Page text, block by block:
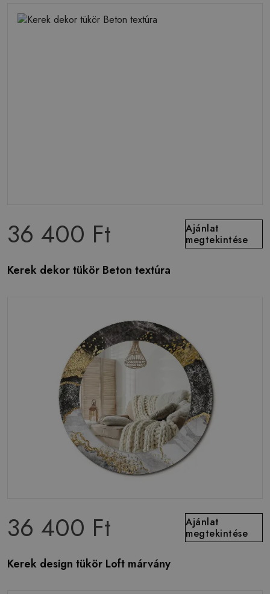
36 400 Ft
Ajánlat
megtekintése
Kerek dekor tükör Beton textúra
36 400 Ft
Ajánlat
megtekintése
Kerek design tükör Loft márvány